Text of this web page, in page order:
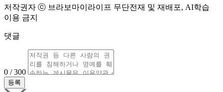
저작권자 ⓒ 브라보마이라이프 무단전재 및 재배포, AI학습
이용 금지
댓글
0 / 300